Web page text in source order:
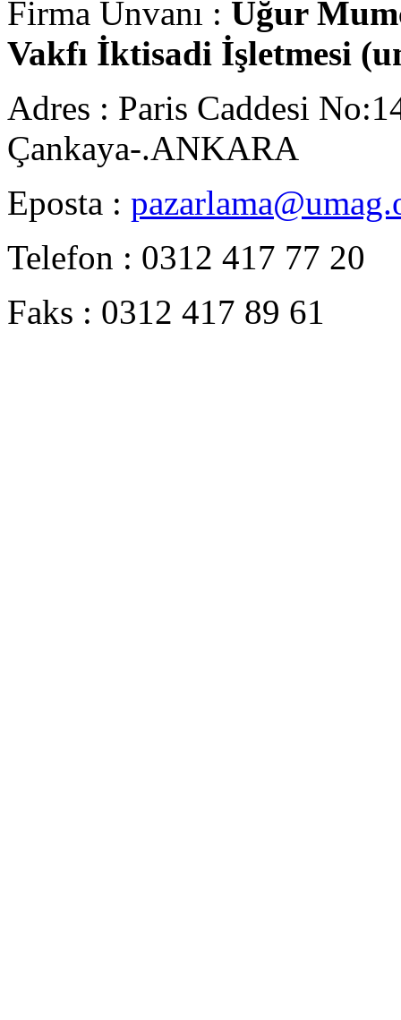
Firma Ünvanı : Uğur
Vakfı İktisadi İşletmesi (
Adres : Paris Caddesi
Çankaya-.ANKARA
Eposta :
Telefon : 0312 417 77 20
Faks : 0312 417 89 61